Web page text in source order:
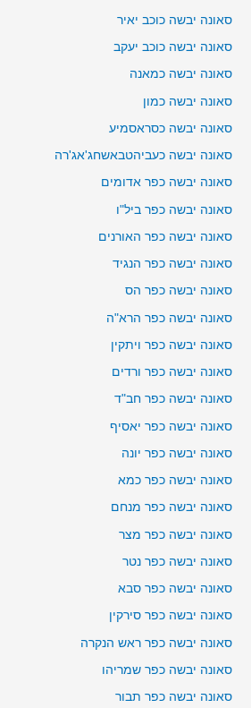
סאונה יבשה כוכב יאיר
סאונה יבשה כוכב יעקב
סאונה יבשה כמאנה
סאונה יבשה כמון
סאונה יבשה כסראסמיע
סאונה יבשה כעביהטבאשחג'אג'רה
סאונה יבשה כפר אדומים
סאונה יבשה כפר ביל"ו
סאונה יבשה כפר האורנים
סאונה יבשה כפר הנגיד
סאונה יבשה כפר הס
סאונה יבשה כפר הרא"ה
סאונה יבשה כפר ויתקין
סאונה יבשה כפר ורדים
סאונה יבשה כפר חב"ד
סאונה יבשה כפר יאסיף
סאונה יבשה כפר יונה
סאונה יבשה כפר כמא
סאונה יבשה כפר מנחם
סאונה יבשה כפר מצר
סאונה יבשה כפר נטר
סאונה יבשה כפר סבא
סאונה יבשה כפר סירקין
סאונה יבשה כפר ראש הנקרה
סאונה יבשה כפר שמריהו
סאונה יבשה כפר תבור